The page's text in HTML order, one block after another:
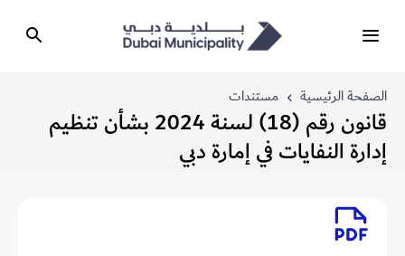
الصفحة الرئيسية مستندات
قانون رقم (18) لسنة 2024 بشأن تنظيم
إدارة النفايات في إمارة دبي